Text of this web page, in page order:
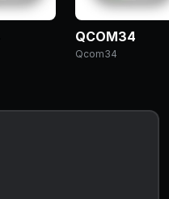
QCOM34
Qcom34